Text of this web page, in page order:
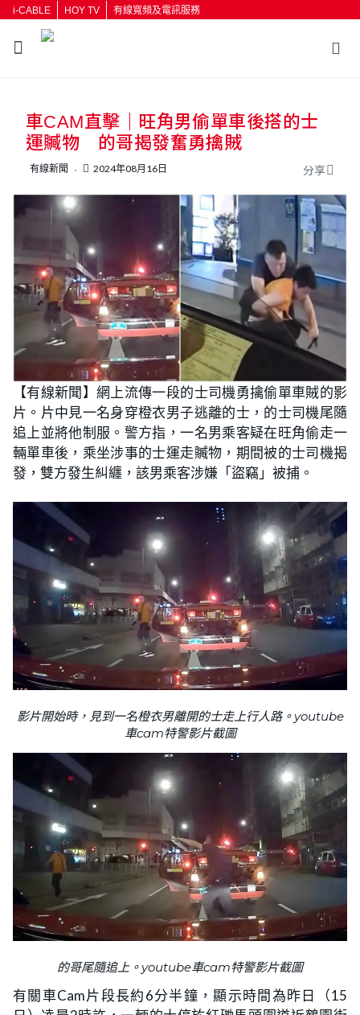
i-CABLE HOY TV 有線寬頻及電訊服務
按輸入鍵開始搜尋
車CAM直擊｜旺角男偷單車後搭的士
運贓物 的哥揭發奮勇擒賊
有線新聞 2024年08月16日 分享
【有線新聞】網上流傳一段的士司機勇擒偷單車賊的影
片。片中見一名身穿橙衣男子逃離的士，的士司機尾隨
追上並將他制服。警方指，一名男乘客疑在旺角偷走一
輛單車後，乘坐涉事的士運走贓物，期間被的士司機揭
發，雙方發生糾纏，該男乘客涉嫌「盜竊」被捕。
影片開始時，見到一名橙衣男離開的士走上行人路。youtube
車cam特警影片截圖
的哥尾隨追上。youtube車cam特警影片截圖
有關車Cam片段長約6分半鐘，顯示時間為昨日（15